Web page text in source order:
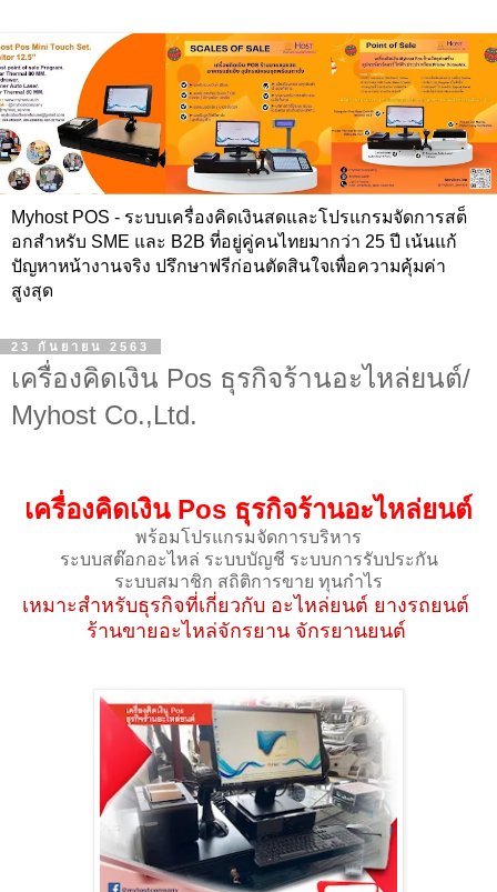
Myhost POS - ระบบเครื่องคิดเงินสดและโปรแกรมจัดการสต็
อกสำหรับ SME และ B2B ที่อยู่คู่คนไทยมากว่า 25 ปี เน้นแก้
ปัญหาหน้างานจริง ปรึกษาฟรีก่อนตัดสินใจเพื่อความคุ้มค่า
สูงสุด
23 กันยายน 2563
เครื่องคิดเงิน Pos ธุรกิจร้านอะไหล่ยนต์/
Myhost Co.,Ltd.
เครื่องคิดเงิน Pos ธุรกิจร้านอะไหล่ยนต์
พร้อมโปรแกรมจัดการบริหาร
ระบบสต๊อกอะไหล่ ระบบบัญชี ระบบการรับประกัน
ระบบสมาชิก สถิติการขาย ทุนกำไร
เหมาะสำหรับธุรกิจที่เกี่ยวกับ อะไหล่ยนต์ ยางรถยนต์
ร้านขายอะไหล่จักรยาน จักรยานยนต์